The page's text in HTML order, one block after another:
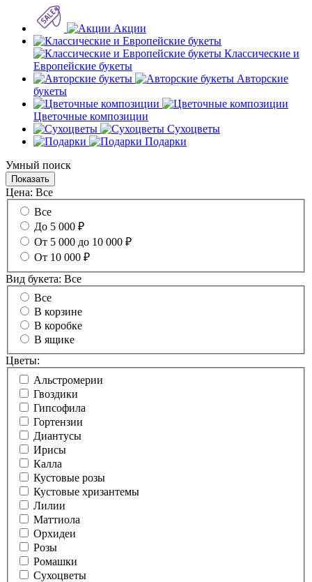
Акции
Классические и
Европейские букеты
Авторские
букеты
Цветочные композиции
Сухоцветы
Подарки
Умный поиск
Цена: Все
Все
До 5 000 ₽
От 5 000 до 10 000 ₽
От 10 000 ₽
Вид букета: Все
Все
В корзине
В коробке
В ящике
Цветы:
Альстромерии
Гвоздики
Гипсофила
Гортензии
Диантусы
Ирисы
Калла
Кустовые розы
Кустовые хризантемы
Лилии
Маттиола
Орхидеи
Розы
Ромашки
Сухоцветы